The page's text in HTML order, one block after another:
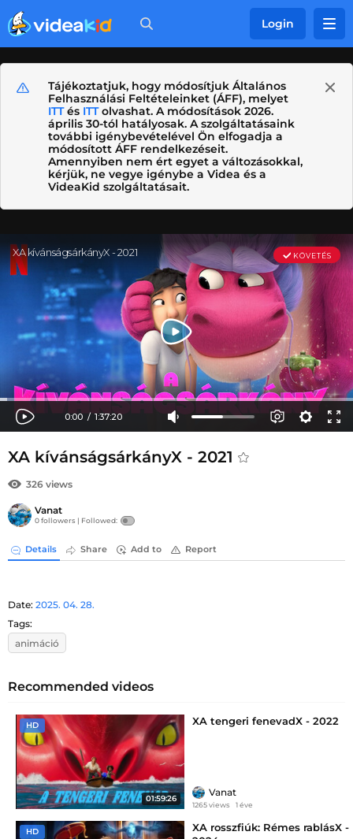
Login
Tájékoztatjuk, hogy módosítjuk Általános
Felhasználási Feltételeinket (ÁFF), melyet
ITTés ITTolvashat. A módosítások 2026.
április 30-tól hatályosak. A szolgáltatásaink
további igénybevételével Ön elfogadja a
módosított ÁFF rendelkezéseit.
Amennyiben nem ért egyet a változásokkal,
kérjük, ne vegye igénybe a Videa és a
VideaKid szolgáltatásait.
XA kívánságsárkányX - 2021
326 views
Vanat
0 followers | Followed:
Details Share Add to Report
Date: 2025. 04. 28.
Tags:
animáció
Recommended videos
HD
01:59:26
XA tengeri fenevadX - 2022
Vanat
1265 views 1 éve
HD
XA rosszfiúk: Rémes rablásX -